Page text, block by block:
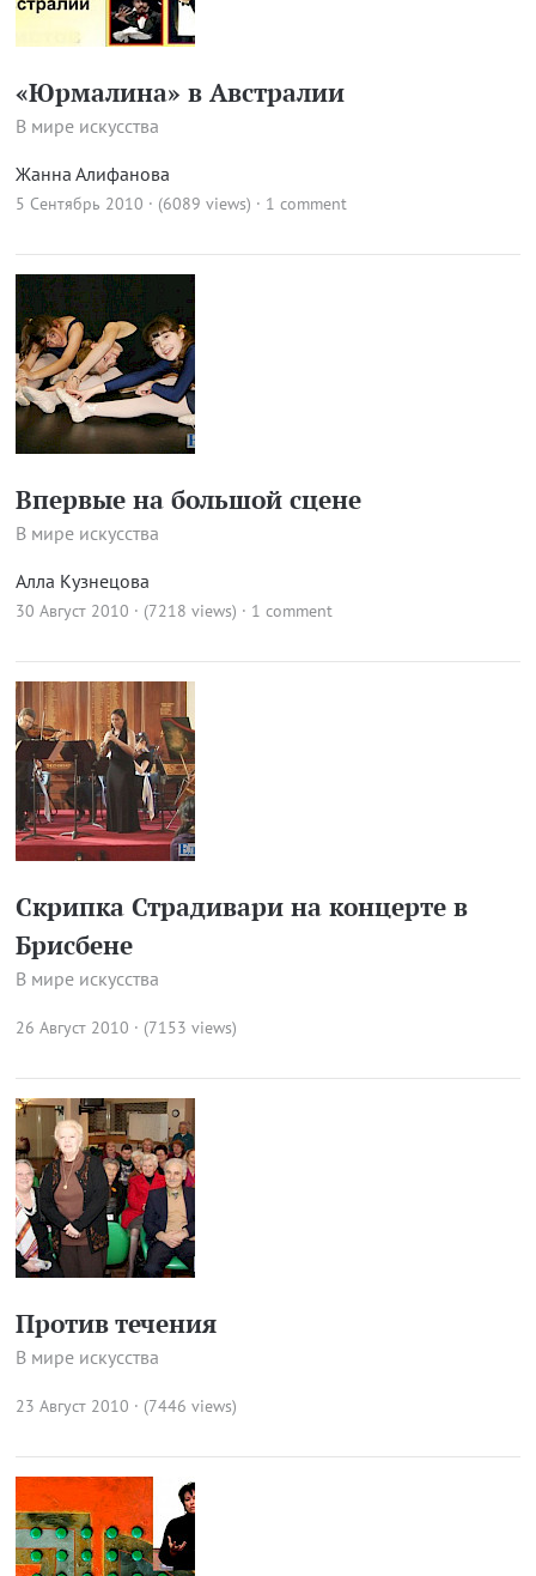
«Юрмалина» в Австралии
В мире искусства
Жанна Алифанова
5 Сентябрь 2010 · (6089 views) · 1 comment
Впервые на большой сцене
В мире искусства
Алла Кузнецова
30 Август 2010 · (7218 views) · 1 comment
Скрипка Страдивари на концерте в
Брисбене
В мире искусства
26 Август 2010 · (7153 views)
Против течения
В мире искусства
23 Август 2010 · (7446 views)